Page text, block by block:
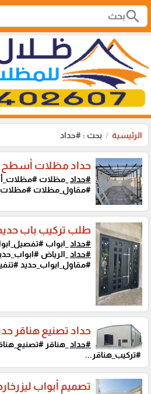
search
الرئيسية بحث : #حداد
حداد مظلات أسطح
#حداد _مظلات
#مقاول_مظلات
طلب تركيب باب
#حداد _ابواب
#حداد _الرياض
#مقاول_ابواب_حديد
حداد تصنيع هناقر
#حداد _هناقر
#تركيب_هناقر...
تصميم أبواب